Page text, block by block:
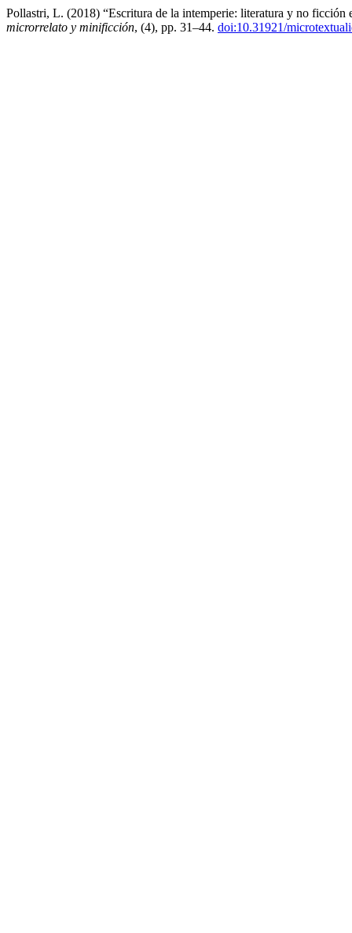
Pollastri, L. (2018) “Escritura de la intemperie: literatura y no ficción
microrrelato y minificción, (4), pp. 31–44. doi:10.31921/